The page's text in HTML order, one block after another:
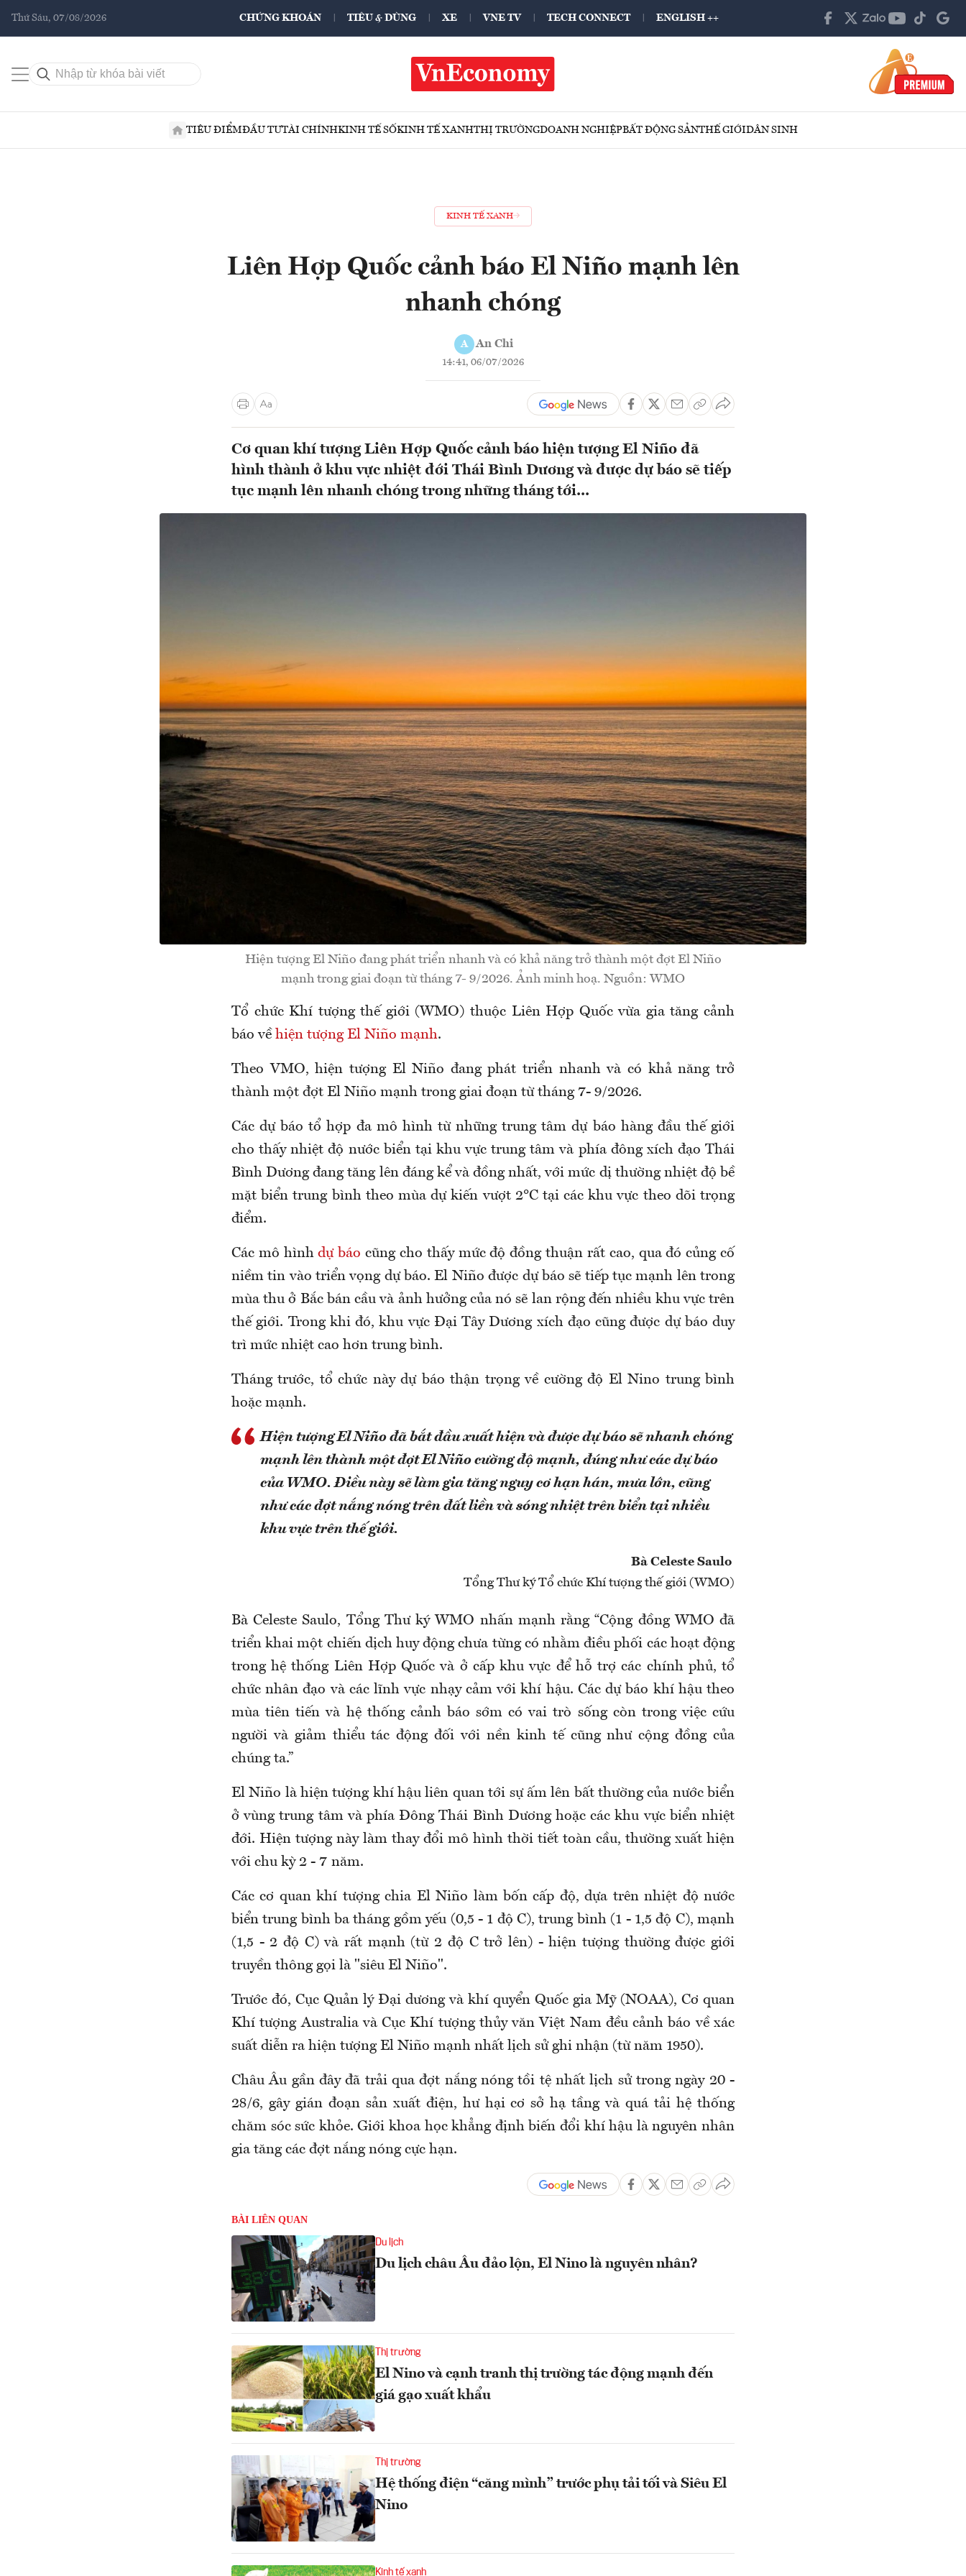
Thứ Sáu, 07/08/2026 CHỨNG KHOÁN TIÊU & DÙNG XE VNE TV TECH CONNECT ENGLISH ++
TIÊU ĐIỂMĐẦU TƯTÀI CHÍNHKINH TẾ SỐKINH TẾ XANHTHỊ TRƯỜNGDOANH NGHIỆPBẤT ĐỘNG SẢNTHẾ GIỚIDÂN SINH
KINH TẾ XANH
Liên Hợp Quốc cảnh báo El Niño mạnh lên
nhanh chóng
A An Chi
14:41, 06/07/2026
Cơ quan khí tượng Liên Hợp Quốc cảnh báo hiện tượng El Niño đã
hình thành ở khu vực nhiệt đới Thái Bình Dương và được dự báo sẽ tiếp
tục mạnh lên nhanh chóng trong những tháng tới...
Hiện tượng El Niño đang phát triển nhanh và có khả năng trở thành một đợt El Niño
mạnh trong giai đoạn từ tháng 7- 9/2026. Ảnh minh hoạ. Nguồn: WMO
Tổ chức Khí tượng thế giới (WMO) thuộc Liên Hợp Quốc vừa gia tăng cảnh
báo về hiện tượng El Niño mạnh.
Theo VMO, hiện tượng El Niño đang phát triển nhanh và có khả năng trở
thành một đợt El Niño mạnh trong giai đoạn từ tháng 7- 9/2026.
Các dự báo tổ hợp đa mô hình từ những trung tâm dự báo hàng đầu thế giới
cho thấy nhiệt độ nước biển tại khu vực trung tâm và phía đông xích đạo Thái
Bình Dương đang tăng lên đáng kể và đồng nhất, với mức dị thường nhiệt độ bề
mặt biển trung bình theo mùa dự kiến vượt 2°C tại các khu vực theo dõi trọng
điểm.
Các mô hìnhdự báo cũng cho thấy mức độ đồng thuận rất cao, qua đó củng cố
niềm tin vào triển vọng dự báo. El Niño được dự báo sẽ tiếp tục mạnh lên trong
mùa thu ở Bắc bán cầu và ảnh hưởng của nó sẽ lan rộng đến nhiều khu vực trên
thế giới. Trong khi đó, khu vực Đại Tây Dương xích đạo cũng được dự báo duy
trì mức nhiệt cao hơn trung bình.
Tháng trước, tổ chức này dự báo thận trọng về cường độ El Nino trung bình
hoặc mạnh.
Hiện tượng El Niño đã bắt đầu xuất hiện và được dự báo sẽ nhanh chóng
mạnh lên thành một đợt El Niño cường độ mạnh, đúng như các dự báo
của WMO. Điều này sẽ làm gia tăng nguy cơ hạn hán, mưa lớn, cũng
như các đợt nắng nóng trên đất liền và sóng nhiệt trên biển tại nhiều
khu vực trên thế giới.
Bà Celeste Saulo
Tổng Thư ký Tổ chức Khí tượng thế giới (WMO)
Bà Celeste Saulo, Tổng Thư ký WMO nhấn mạnh rằng “Cộng đồng WMO đã
triển khai một chiến dịch huy động chưa từng có nhằm điều phối các hoạt động
trong hệ thống Liên Hợp Quốc và ở cấp khu vực để hỗ trợ các chính phủ, tổ
chức nhân đạo và các lĩnh vực nhạy cảm với khí hậu. Các dự báo khí hậu theo
mùa tiên tiến và hệ thống cảnh báo sớm có vai trò sống còn trong việc cứu
người và giảm thiểu tác động đối với nền kinh tế cũng như cộng đồng của
chúng ta.”
El Niño là hiện tượng khí hậu liên quan tới sự ấm lên bất thường của nước biển
ở vùng trung tâm và phía Đông Thái Bình Dương hoặc các khu vực biển nhiệt
đới. Hiện tượng này làm thay đổi mô hình thời tiết toàn cầu, thường xuất hiện
với chu kỳ 2 - 7 năm.
Các cơ quan khí tượng chia El Niño làm bốn cấp độ, dựa trên nhiệt độ nước
biển trung bình ba tháng gồm yếu (0,5 - 1 độ C), trung bình (1 - 1,5 độ C), mạnh
(1,5 - 2 độ C) và rất mạnh (từ 2 độ C trở lên) - hiện tượng thường được giới
truyền thông gọi là "siêu El Niño".
Trước đó, Cục Quản lý Đại dương và khí quyển Quốc gia Mỹ (NOAA), Cơ quan
Khí tượng Australia và Cục Khí tượng thủy văn Việt Nam đều cảnh báo về xác
suất diễn ra hiện tượng El Niño mạnh nhất lịch sử ghi nhận (từ năm 1950).
Châu Âu gần đây đã trải qua đợt nắng nóng tồi tệ nhất lịch sử trong ngày 20 -
28/6, gây gián đoạn sản xuất điện, hư hại cơ sở hạ tầng và quá tải hệ thống
chăm sóc sức khỏe. Giới khoa học khẳng định biến đổi khí hậu là nguyên nhân
gia tăng các đợt nắng nóng cực hạn.
BÀI LIÊN QUAN
Du lịch
Du lịch châu Âu đảo lộn, El Nino là nguyên nhân?
Thị trường
El Nino và cạnh tranh thị trường tác động mạnh đến
giá gạo xuất khẩu
Thị trường
Hệ thống điện “căng mình” trước phụ tải tối và Siêu El
Nino
Kinh tế xanh